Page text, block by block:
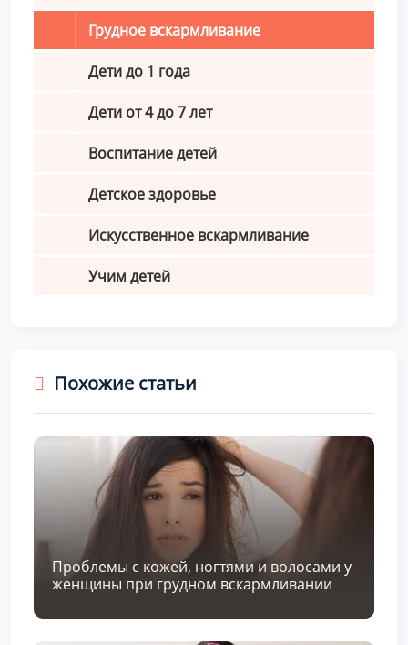
Грудное вскармливание
Дети до 1 года
Дети от 4 до 7 лет
Воспитание детей
Детское здоровье
Искусственное вскармливание
Учим детей
Похожие статьи
Проблемы с кожей, ногтями и волосами у
женщины при грудном вскармливании